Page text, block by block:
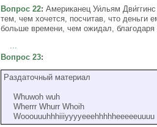
Вопрос 22: Американец Уи́льям
тем, чем хочется, посчитав, что деньги
больше времени, чем ожидал,
Вопрос 23:
Раздаточный материал
Whuwoh wuh
Wherrr Whurr Whoih
Wooouuuhhhiiiyyyyeeehhhhheeeeeuuuu